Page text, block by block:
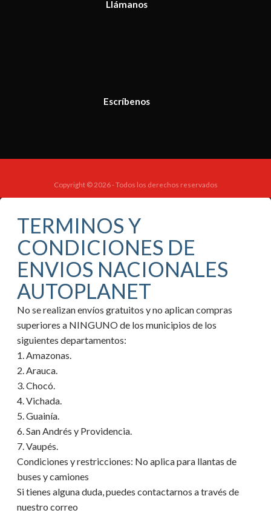
Llámanos
Escríbenos
Copyright © 2026 - Todos los derechos reservados
TERMINOS Y
CONDICIONES DE
ENVIOS NACIONALES
AUTOPLANET
No se realizan envíos gratuitos y no aplican compras
superiores a NINGUNO de los municipios de los
siguientes departamentos:
1. Amazonas.
2. Arauca.
3. Chocó.
4. Vichada.
5. Guainía.
6. San Andrés y Providencia.
7. Vaupés.
Condiciones y restricciones: No aplica para llantas de
buses y camiones
Si tienes alguna duda, puedes contactarnos a través de
nuestro correo